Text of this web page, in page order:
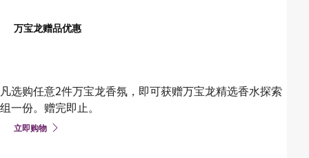
万宝龙赠品优惠
凡选购任意2件万宝龙香氛，即可获赠万宝龙精选香水探索
组一份。赠完即止。
立即购物